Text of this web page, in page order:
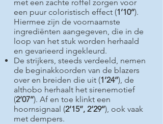
met een zachte roffel zorgen voor
een puur coloristisch effect (1’10’’).
Hiermee zijn de voornaamste
ingrediënten aangegeven, die in de
loop van het stuk worden herhaald
en gevarieerd ingekleurd.
De strijkers, steeds verdeeld, nemen
de beginakkoorden van de blazers
over en breiden die uit (1’24’’), de
althobo herhaalt het sirenemotief
(2’07’’). Af en toe klinkt een
hoornsignaal (2’15’’, 2’29’’), ook vaak
met dempers.